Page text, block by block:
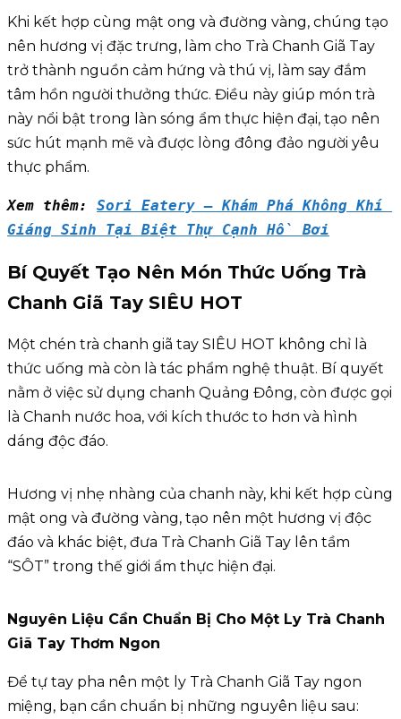
Khi kết hợp cùng mật ong và đường vàng, chúng tạo
nên hương vị đặc trưng, làm cho Trà Chanh Giã Tay
trở thành nguồn cảm hứng và thú vị, làm say đắm
tâm hồn người thưởng thức. Điều này giúp món trà
này nổi bật trong làn sóng ẩm thực hiện đại, tạo nên
sức hút mạnh mẽ và được lòng đông đảo người yêu
thực phẩm.
Xem thêm: Sori Eatery – Khám Phá Không Khí
Giáng Sinh Tại Biệt Thự Cạnh Hồ Bơi
Bí Quyết Tạo Nên Món Thức Uống Trà
Chanh Giã Tay SIÊU HOT
Một chén trà chanh giã tay SIÊU HOT không chỉ là
thức uống mà còn là tác phẩm nghệ thuật. Bí quyết
nằm ở việc sử dụng chanh Quảng Đông, còn được gọi
là Chanh nước hoa, với kích thước to hơn và hình
dáng độc đáo.
Hương vị nhẹ nhàng của chanh này, khi kết hợp cùng
mật ong và đường vàng, tạo nên một hương vị độc
đáo và khác biệt, đưa Trà Chanh Giã Tay lên tầm
“SÔT” trong thế giới ẩm thực hiện đại.
Nguyên Liệu Cần Chuẩn Bị Cho Một Ly Trà Chanh
Giã Tay Thơm Ngon
Để tự tay pha nên một ly Trà Chanh Giã Tay ngon
miệng, bạn cần chuẩn bị những nguyên liệu sau: